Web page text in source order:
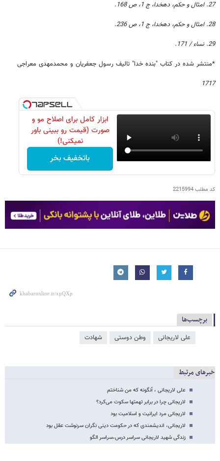
27. امثال و حکم، دهخدا، ج 1، ص 168.
28. امثال و حکم، دهخدا، ج 1، ص 236.
29. نساء / 171.
*منتشر شده در کتاب "بنده خدا" تالیف رسول جعفریان و محمدمهدی معراجی
1717
ابزار کامل برای اصلاح مو و
صورت (قیمت رو ببینی باور
نمیکنی!)
باتخفیف بخر
کد مطلب2215994
برچسب‌ها
علی لاریجانی وطن دوستی شهادت
خبرهای مرتبط
علی لاریجانی ، آنگونه که من شناختم
لاریجانی چرا در برابر تهمتها سکوت می‌کرد؟
لاریجانی مرد ایرانیت و اسلامیت بود
لاریجانی، اندیشمندی که در حکومت دینی نگران سرنوشت عقل بود
زندگی شهید لاریجانی سراسر درس،سراسر الگو